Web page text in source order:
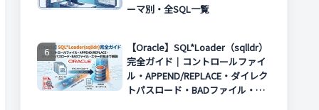
ーマ別・全SQL一覧
【Oracle】SQL*Loader（sqlldr）
完全ガイド｜コントロールファイ
ル・APPEND/REPLACE・ダイレク
トパスロード・BADファイル・エ